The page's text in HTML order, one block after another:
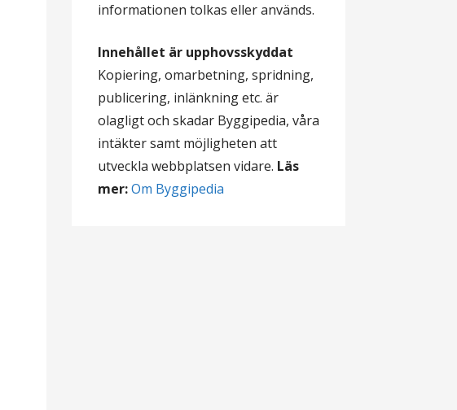
informationen tolkas eller används.
Innehållet är upphovsskyddat
Kopiering, omarbetning, spridning,
publicering, inlänkning etc. är
olagligt och skadar Byggipedia, våra
intäkter samt möjligheten att
utveckla webbplatsen vidare. Läs
mer:Om Byggipedia